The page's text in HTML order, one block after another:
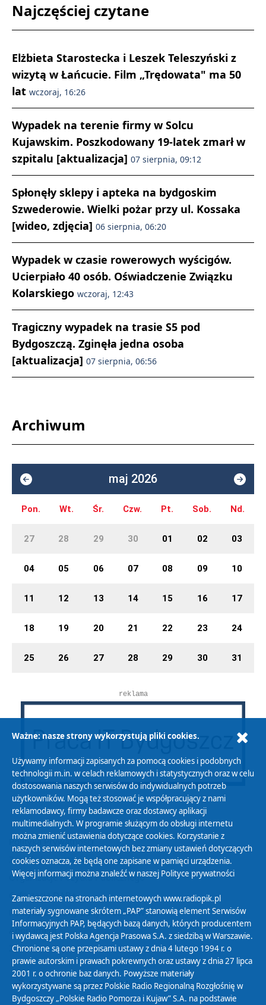
Najczęściej czytane
Elżbieta Starostecka i Leszek Teleszyński z
wizytą w Łańcucie. Film „Trędowata" ma 50
lat wczoraj, 16:26
Wypadek na terenie firmy w Solcu
Kujawskim. Poszkodowany 19-latek zmarł w
szpitalu [aktualizacja] 07 sierpnia, 09:12
Spłonęły sklepy i apteka na bydgoskim
Szwederowie. Wielki pożar przy ul. Kossaka
[wideo, zdjęcia] 06 sierpnia, 06:20
Wypadek w czasie rowerowych wyścigów.
Ucierpiało 40 osób. Oświadczenie Związku
Kolarskiego wczoraj, 12:43
Tragiczny wypadek na trasie S5 pod
Bydgoszczą. Zginęła jedna osoba
[aktualizacja] 07 sierpnia, 06:56
Archiwum
maj 2026
Pon. Wt. Śr. Czw. Pt. Sob. Nd.
27 28 29 30 01 02 03
04 05 06 07 08 09 10
11 12 13 14 15 16 17
18 19 20 21 22 23 24
25 26 27 28 29 30 31
reklama
Polityka Prywatności
Zasady korzystania z Serwisu
Organizacje Pożytku Publicznego
Cyfryzacja DAB+
Polityka ochrony danych osobowych
Abonament
Zamówienia publiczne
Biuletyn Informacji Publicznej
Ważne: nasze strony wykorzystują pliki cookies.
Używamy informacji zapisanych za pomocą cookies i podobnych
technologii m.in. w celach reklamowych i statystycznych oraz w celu
dostosowania naszych serwisów do indywidualnych potrzeb
użytkowników. Mogą też stosować je współpracujący z nami
reklamodawcy, firmy badawcze oraz dostawcy aplikacji
multimedialnych. W programie służącym do obsługi internetu
można zmienić ustawienia dotyczące cookies. Korzystanie z
naszych serwisów internetowych bez zmiany ustawień dotyczących
cookies oznacza, że będą one zapisane w pamięci urządzenia.
Więcej informacji można znaleźć w naszej Polityce prywatności
Zamieszczone na stronach internetowych www.radiopik.pl
materiały sygnowane skrótem „PAP” stanowią element Serwisów
Informacyjnych PAP, będących bazą danych, których producentem
i wydawcą jest Polska Agencja Prasowa S.A. z siedzibą w Warszawie.
Chronione są one przepisami ustawy z dnia 4 lutego 1994 r. o
prawie autorskim i prawach pokrewnych oraz ustawy z dnia 27 lipca
2001 r. o ochronie baz danych. Powyższe materiały
wykorzystywane są przez Polskie Radio Regionalną Rozgłośnię w
Bydgoszczy „Polskie Radio Pomorza i Kujaw” S.A. na podstawie